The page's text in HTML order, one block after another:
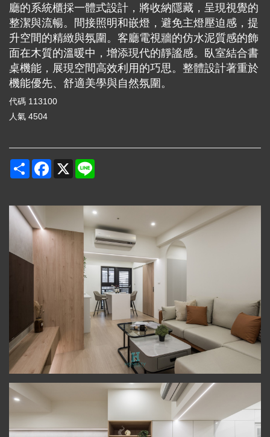
廳的系統櫃採一體式設計，將收納隱藏，呈現視覺的
整潔與流暢。間接照明和嵌燈，避免主燈壓迫感，提
升空間的精緻與氛圍。客廳電視牆的仿水泥質感的飾
面在木質的溫暖中，增添現代的靜謐感。臥室結合書
桌機能，展現空間高效利用的巧思。整體設計著重於
機能優先、舒適美學與自然氛圍。
代碼 113100
人氣 4504
Share Facebook
X